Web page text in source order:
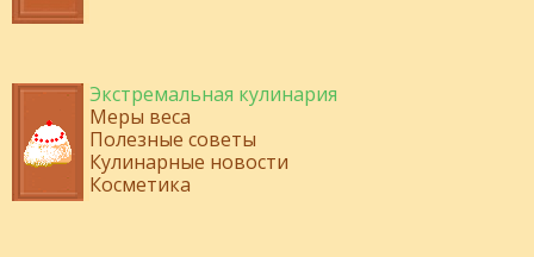
Экстремальная кулинария
Меры веса
Полезные советы
Кулинарные новости
Косметика